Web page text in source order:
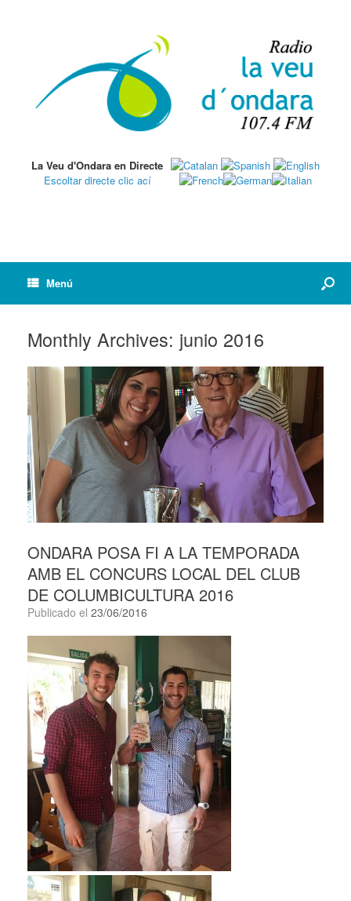
La Veu d'Ondara en Directe
Escoltar directe clic ací
Menú
Monthly Archives: junio 2016
ONDARA POSA FI A LA TEMPORADA
AMB EL CONCURS LOCAL DEL CLUB
DE COLUMBICULTURA 2016
Publicado el 23/06/2016